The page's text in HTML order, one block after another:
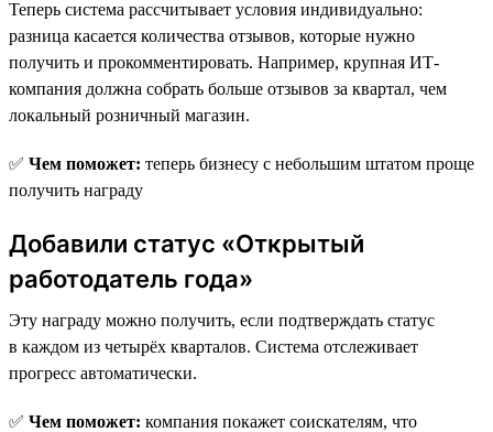
Теперь система рассчитывает условия индивидуально:
разница касается количества отзывов, которые нужно
получить и прокомментировать. Например, крупная ИТ-
компания должна собрать больше отзывов за квартал, чем
локальный розничный магазин.
✅ Чем поможет: теперь бизнесу с небольшим штатом проще
получить награду
Добавили статус «Открытый
работодатель года»
Эту награду можно получить, если подтверждать статус
в каждом из четырёх кварталов. Система отслеживает
прогресс автоматически.
✅ Чем поможет: компания покажет соискателям, что